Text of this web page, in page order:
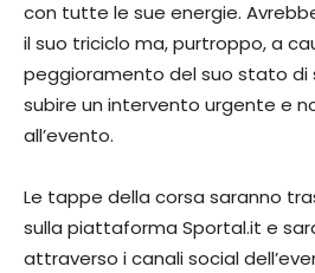
con tutte le sue energie.
il suo triciclo ma, purtroppo, a
peggioramento del suo stato di
subire un intervento urgente e
all’evento.
Le tappe della corsa saranno
sulla piattaforma Sportal.it e
attraverso i canali social